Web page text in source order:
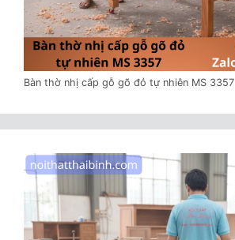
Bàn thờ nhị cấp gỗ gõ đỏ tự nhiên MS 3357